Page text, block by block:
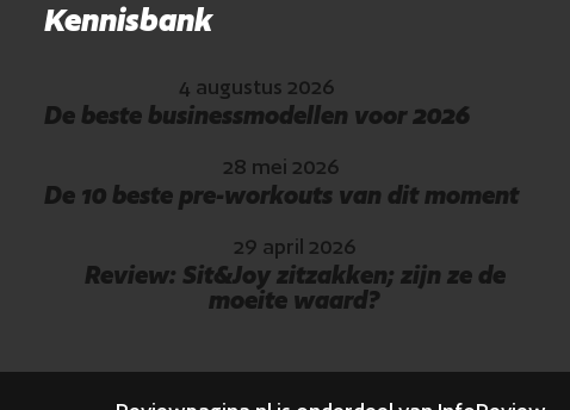
Kennisbank
4 augustus 2026
De beste businessmodellen voor 2026
28 mei 2026
De 10 beste pre-workouts van dit moment
29 april 2026
Review: Sit&Joy zitzakken; zijn ze de
moeite waard?